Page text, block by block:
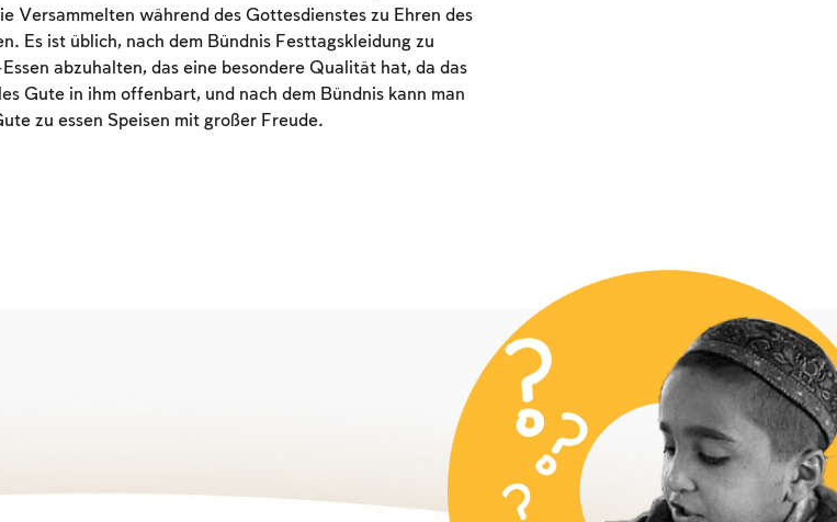
Versammelten während des Gottesdienstes zu Ehren des
Es ist üblich, nach dem Bündnis Festtagskleidung zu
abzuhalten, das eine besondere Qualität hat, da das
Gute in ihm offenbart, und nach dem Bündnis kann man
zu essen Speisen mit großer Freude.